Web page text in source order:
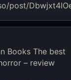
post/
Books The best
– review